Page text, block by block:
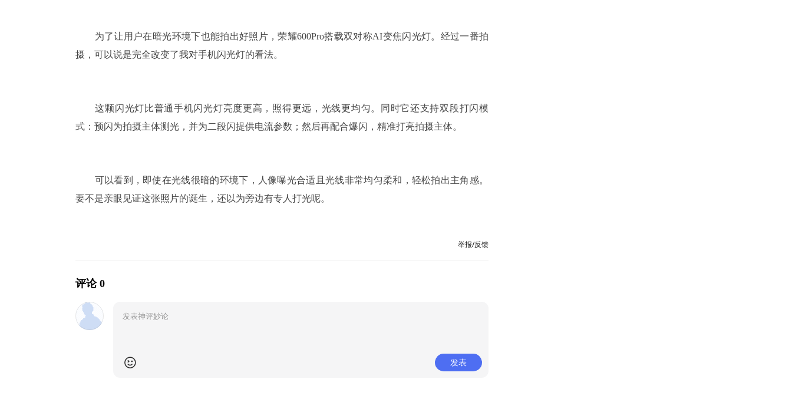
为了让用户在暗光环境下也能拍出好照片，荣耀600Pro搭载双对称AI变焦闪光灯。经过一番拍
摄，可以说是完全改变了我对手机闪光灯的看法。
这颗闪光灯比普通手机闪光灯亮度更高，照得更远，光线更均匀。同时它还支持双段打闪模
式：预闪为拍摄主体测光，并为二段闪提供电流参数；然后再配合爆闪，精准打亮拍摄主体。
可以看到，即使在光线很暗的环境下，人像曝光合适且光线非常均匀柔和，轻松拍出主角感。
要不是亲眼见证这张照片的诞生，还以为旁边有专人打光呢。
举报/反馈
评论 0
发表